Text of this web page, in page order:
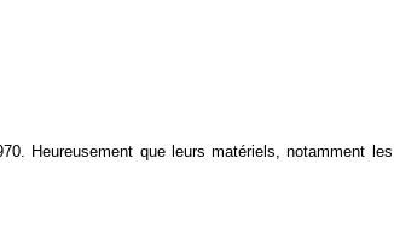
Heureusement que leurs matériels, notamment les